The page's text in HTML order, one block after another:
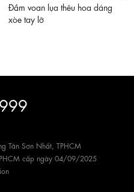
Đầm voan lụa thêu hoa dáng
xòe tay lỡ
Tân Sơn Nhất, TPHCM
cấp ngày 04/09/2025